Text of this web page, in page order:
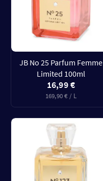
JB No 25 Parfum Femme
Limited 100ml
16,99 €
169,90 € / L